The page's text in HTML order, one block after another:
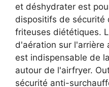
et déshydrater est
dispositifs de sécurité
friteuses diététiques.
d'aération sur l'arrière
est indispensable de
autour de l'airfryer.
sécurité anti-